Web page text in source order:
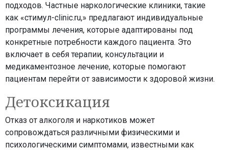
подходов. Частные наркологические клиники, такие
как «стимул-clinic.ru,» предлагают индивидуальные
программы лечения, которые адаптированы под
конкретные потребности каждого пациента. Это
включает в себя терапии, консультации и
медикаментозное лечение, которые помогают
пациентам перейти от зависимости к здоровой жизни.
Детоксикация
Отказ от алкоголя и наркотиков может
сопровождаться различными физическими и
психологическими симптомами, известными как